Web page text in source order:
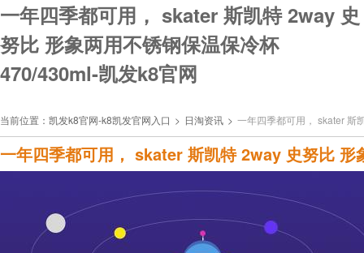
一年四季都可用， skater 斯凯特 2way 史
努比 形象两用不锈钢保温保冷杯
470/430ml-凯发k8官网
当前位置： 凯发k8官网-k8凯发官网入口 > 日淘资讯 > 一年四季都可用， skater 斯
一年四季都可用， skater 斯凯特 2way 史努比